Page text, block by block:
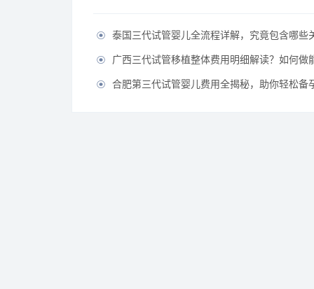
 泰国三代试管婴儿全流程详解，究竟包含哪些
 广西三代试管移植整体费用明细解读？如何做能有效节
 合肥第三代试管婴儿费用全揭秘，助你轻松备孕无